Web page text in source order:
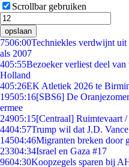
Scrollbar gebruiken
opslaan
7506:00Techniekles verdwijnt uit
als 2007
405:55Bezoeker verliest deel
Holland
405:26EK Atletiek 2026 te
19505:16[SBS6] De
ermee
24905:15[Centraal] Ruimtevaart
4404:57Trump wil dat J.D.
14504:46Migranten breken door
23304:34Israel en Gaza #17
9604:30Koopzegels sparen bij